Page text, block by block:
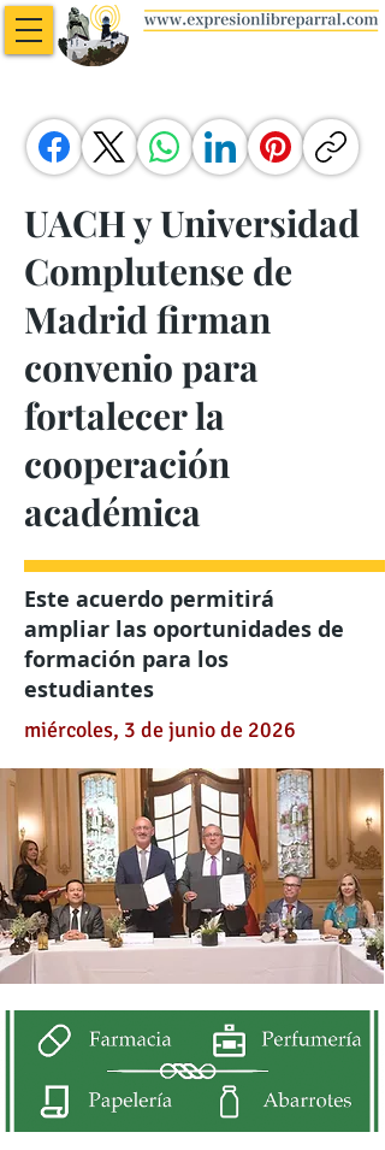
UACH y Universidad
Complutense de
Madrid firman
convenio para
fortalecer la
cooperación
académica
Este acuerdo permitirá
ampliar las oportunidades de
formación para los
estudiantes
miércoles, 3 de junio de 2026